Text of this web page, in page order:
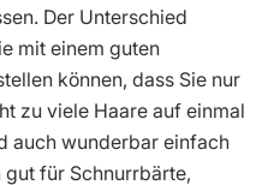
Der Unterschied
mit einem guten
können, dass Sie nur
zu viele Haare auf einmal
auch wunderbar einfach
für Schnurrbärte,